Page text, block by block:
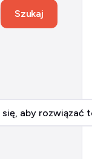
Szukaj
aby rozwiązać